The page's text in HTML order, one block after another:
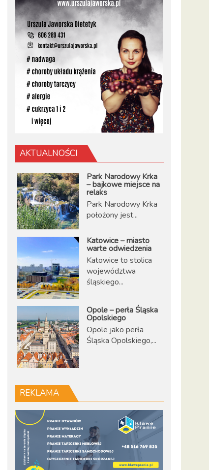
AKTUALNOŚCI
Park Narodowy Krka
– bajkowe miejsce na
relaks
Park Narodowy Krka
położony jest...
Katowice – miasto
warte odwiedzenia
Katowice to stolica
województwa
śląskiego...
Opole – perła Śląska
Opolskiego
Opole jako perła
Śląska Opolskiego,...
REKLAMA